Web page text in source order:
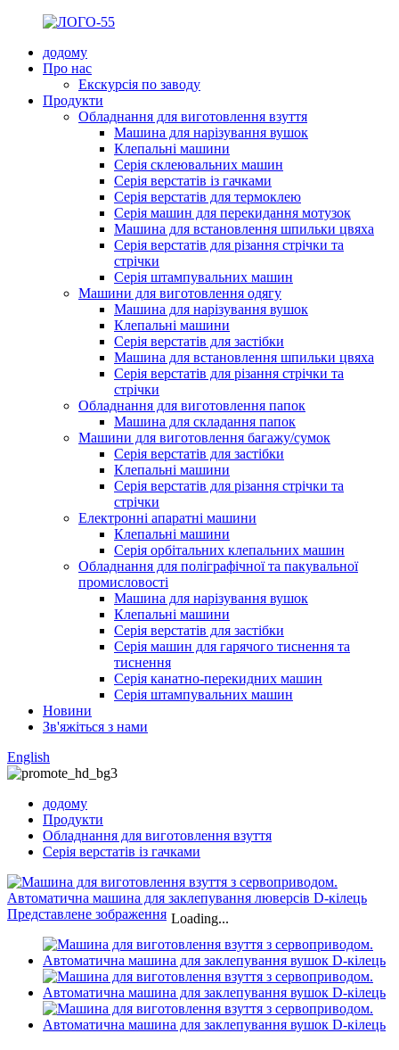
додому
Про нас
Екскурсія по заводу
Продукти
Обладнання для виготовлення взуття
Машина для нарізування вушок
Клепальні машини
Серія склеювальних машин
Серія верстатів із гачками
Серія верстатів для термоклею
Серія машин для перекидання мотузок
Машина для встановлення шпильки цвяха
Серія верстатів для різання стрічки та
стрічки
Серія штампувальних машин
Машини для виготовлення одягу
Машина для нарізування вушок
Клепальні машини
Серія верстатів для застібки
Машина для встановлення шпильки цвяха
Серія верстатів для різання стрічки та
стрічки
Обладнання для виготовлення папок
Машина для складання папок
Машини для виготовлення багажу/сумок
Серія верстатів для застібки
Клепальні машини
Серія верстатів для різання стрічки та
стрічки
Електронні апаратні машини
Клепальні машини
Серія орбітальних клепальних машин
Обладнання для поліграфічної та пакувальної
промисловості
Машина для нарізування вушок
Клепальні машини
Серія верстатів для застібки
Серія машин для гарячого тиснення та
тиснення
Серія канатно-перекидних машин
Серія штампувальних машин
Новини
Зв'яжіться з нами
English
додому
Продукти
Обладнання для виготовлення взуття
Серія верстатів із гачками
Loading...